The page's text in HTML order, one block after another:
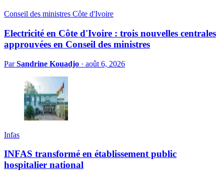
Conseil des ministres Côte d'Ivoire
Electricité en Côte d'Ivoire : trois nouvelles centrales
approuvées en Conseil des ministres
ParSandrine Kouadjo · août 6, 2026
Infas
INFAS transformé en établissement public
hospitalier national